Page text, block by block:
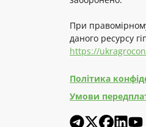
При
даного ресурсу
https://
Політика
Умови